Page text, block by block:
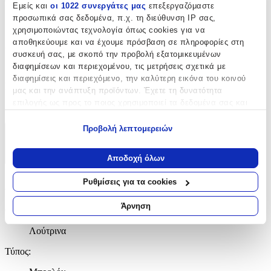
Εμείς και οι 1022 συνεργάτες μας επεξεργαζόμαστε
προσωπικά σας δεδομένα, π.χ. τη διεύθυνση IP σας,
χρησιμοποιώντας τεχνολογία όπως cookies για να
αποθηκεύουμε και να έχουμε πρόσβαση σε πληροφορίες στη
συσκευή σας, με σκοπό την προβολή εξατομικευμένων
διαφημίσεων και περιεχομένου, τις μετρήσεις σχετικά με
διαφημίσεις και περιεχόμενο, την καλύτερη εικόνα του κοινού
μας και την ανάπτυξη προϊόντων. Έχετε τη δυνατότητα
Να συλλέξουμε πληροφορίες σχετικά με τη γεωγραφική
σας τοποθεσία, οι οποίες μπορεί να είναι ακριβείς σε
απόσταση μερικών μέτρων
Να αναγνωρίσουμε τη συσκευή σας σαρώνοντας ενεργά
για συγκεκριμένα χαρακτηριστικά (δακτυλικό αποτύπωμα)
Μάθετε περισσότερα σχετικά με τον τρόπο επεξεργασίας των
προσωπικών σας δεδομένων και καθορίστε τις προτιμήσεις σας
ανακαλέσετε τη συγκατάθεσή σας ανά πάσα στιγμή από τη
Προβολή λεπτομερειών
Αποδοχή όλων
Ρυθμίσεις για τα cookies
Άρνηση
Υλικό:
Υφασμάτινο
Χρώμα:
Κόκκινο
Κατασκευαστής
Χαρακτηριστικά
Θέμα
Λούτρινα
Τύπος: